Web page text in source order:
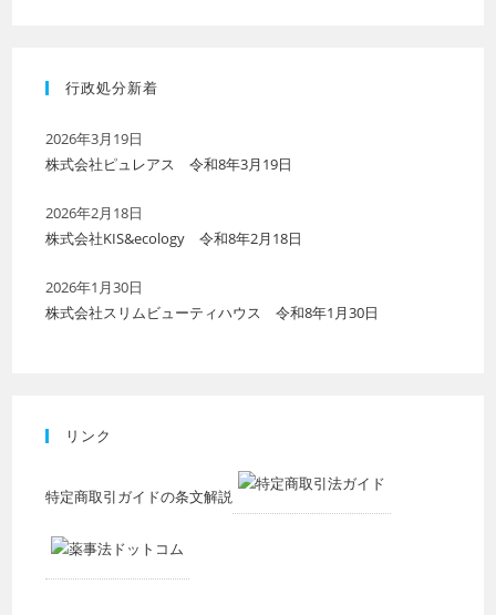
行政処分新着
2026年3月19日
株式会社ピュレアス 令和8年3月19日
2026年2月18日
株式会社KIS&ecology 令和8年2月18日
2026年1月30日
株式会社スリムビューティハウス 令和8年1月30日
リンク
特定商取引ガイドの条文解説